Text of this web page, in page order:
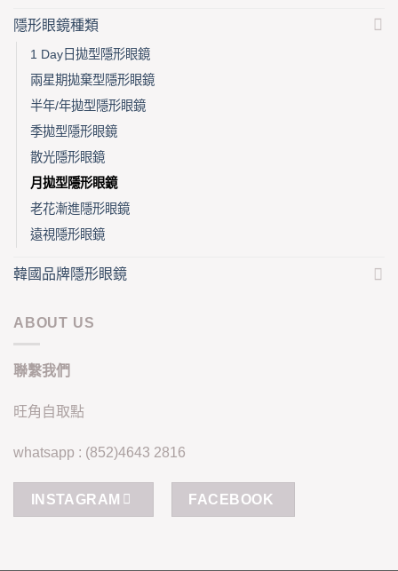
隱形眼鏡種類
1 Day日拋型隱形眼鏡
兩星期拋棄型隱形眼鏡
半年/年拋型隱形眼鏡
季拋型隱形眼鏡
散光隱形眼鏡
月拋型隱形眼鏡
老花漸進隱形眼鏡
遠視隱形眼鏡
韓國品牌隱形眼鏡
ABOUT US
聯繫我們
旺角自取點
whatsapp : (852)4643 2816
INSTAGRAM FACEBOOK